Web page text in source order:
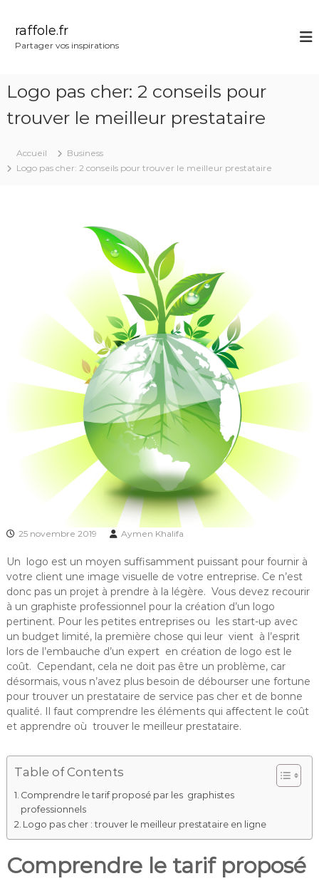
raffole.fr
Partager vos inspirations
Logo pas cher: 2 conseils pour
trouver le meilleur prestataire
Accueil
Business
Logo pas cher: 2 conseils pour trouver le meilleur prestataire
25 novembre 2019 Aymen Khalifa
Un logo est un moyen suffisamment puissant pour fournir à
votre client une image visuelle de votre entreprise. Ce n’est
donc pas un projet à prendre à la légère. Vous devez recourir
à un graphiste professionnel pour la création d’un logo
pertinent. Pour les petites entreprises ou les start-up avec
un budget limité, la première chose qui leur vient à l’esprit
lors de l’embauche d’un expert en création de logo est le
coût. Cependant, cela ne doit pas être un problème, car
désormais, vous n’avez plus besoin de débourser une fortune
pour trouver un prestataire de service pas cher et de bonne
qualité. Il faut comprendre les éléments qui affectent le coût
et apprendre où trouver le meilleur prestataire.
Table of Contents
Comprendre le tarif proposé par les graphistes
professionnels
Logo pas cher : trouver le meilleur prestataire en ligne
Comprendre le tarif proposé